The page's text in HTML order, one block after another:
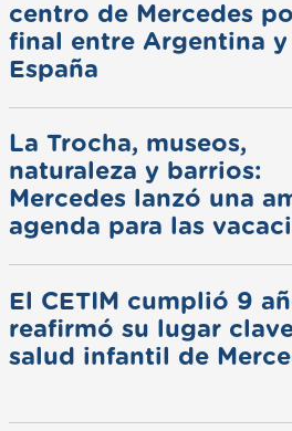
centro de Mercedes
final entre Argentina y
España
La Trocha, museos,
naturaleza y barrios:
Mercedes lanzó una
agenda para las
El CETIM cumplió 9
reafirmó su lugar
salud infantil de